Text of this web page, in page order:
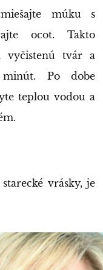
múku s
ocot. Takto
vyčistenú tvár a
Po dobe
teplou vodou a
vrásky, je